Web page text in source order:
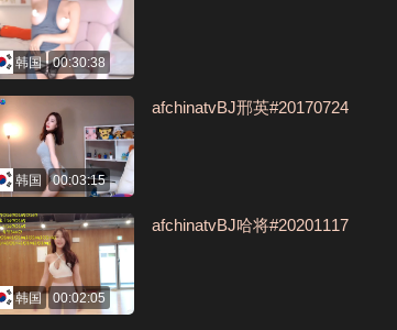
韩国 00:30:38
韩国 00:03:15
afchinatvBJ邢英#20170724
韩国 00:02:05
afchinatvBJ哈将#20201117